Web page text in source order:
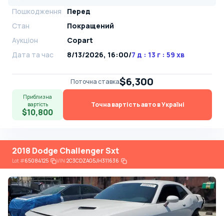
Пошкодження
Перед
Стан
Покращений
Аукціон
Copart
Дата та час
8/13/2026, 16:00/7 д : 13 г : 59 хв
Поточна ставка$6,300
Приблизна
вартість
$10,800
Точна вартість авто в Україні
2018 Dodge Challenger Sxt
Lot#65084125 VIN:2C3CDZAG5JH311636